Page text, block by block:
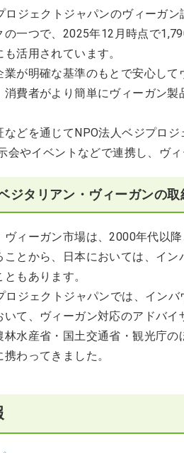
ロジェクトジャパンのヴィーガ
の一つで、2025年12月時点で
活用されています。
業が明確な基準のもとで安心し
消費者がより簡単にヴィーガン
などを通じてNPO法人ベジプロ
会やイベントなどで連携し、ヴ
ジタリアン・ヴィーガンの取
ヴィーガン市場は、2000年代以
ことから、日本においては、イ
もあります。
ロジェクトジャパンでは、イン
て、ヴィーガン対応のアドバイ
林水産省・国土交通省・観光庁
わってきました。